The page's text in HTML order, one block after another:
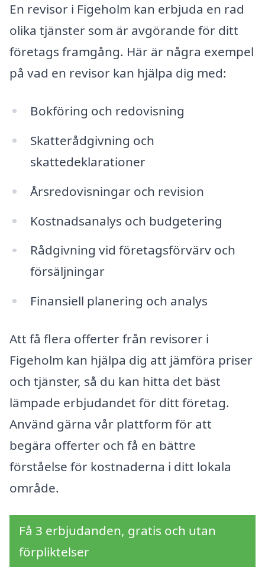
En revisor i Figeholm kan erbjuda en rad
olika tjänster som är avgörande för ditt
företags framgång. Här är några exempel
på vad en revisor kan hjälpa dig med:
Bokföring och redovisning
Skatterådgivning och
skattedeklarationer
Årsredovisningar och revision
Kostnadsanalys och budgetering
Rådgivning vid företagsförvärv och
försäljningar
Finansiell planering och analys
Att få flera offerter från revisorer i
Figeholm kan hjälpa dig att jämföra priser
och tjänster, så du kan hitta det bäst
lämpade erbjudandet för ditt företag.
Använd gärna vår plattform för att
begära offerter och få en bättre
förståelse för kostnaderna i ditt lokala
område.
Få 3 erbjudanden, gratis och utan
förpliktelser